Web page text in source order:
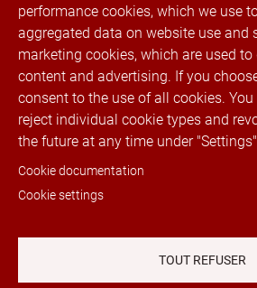
Fermetures éclair
Sacs et sacs à main
Aviso Legal
Canal de denuncias
performance cookies, which we use
aggregated data on website use and
marketing cookies, which are used
content and advertising. If you choose
consent to the use of all cookies.
reject individual cookie types and
the future at any time under
Cookie documentation
Cookie settings
TOUT REFUSER